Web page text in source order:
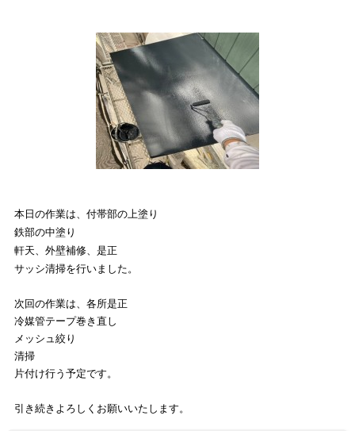
本日の作業は、付帯部の上塗り
鉄部の中塗り
軒天、外壁補修、是正
サッシ清掃を行いました。
次回の作業は、各所是正
冷媒管テープ巻き直し
メッシュ絞り
清掃
片付け行う予定です。
引き続きよろしくお願いいたします。